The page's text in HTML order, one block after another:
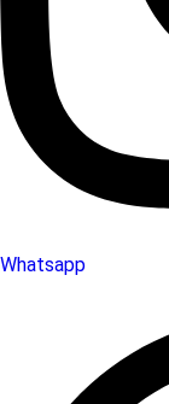
Whatsapp